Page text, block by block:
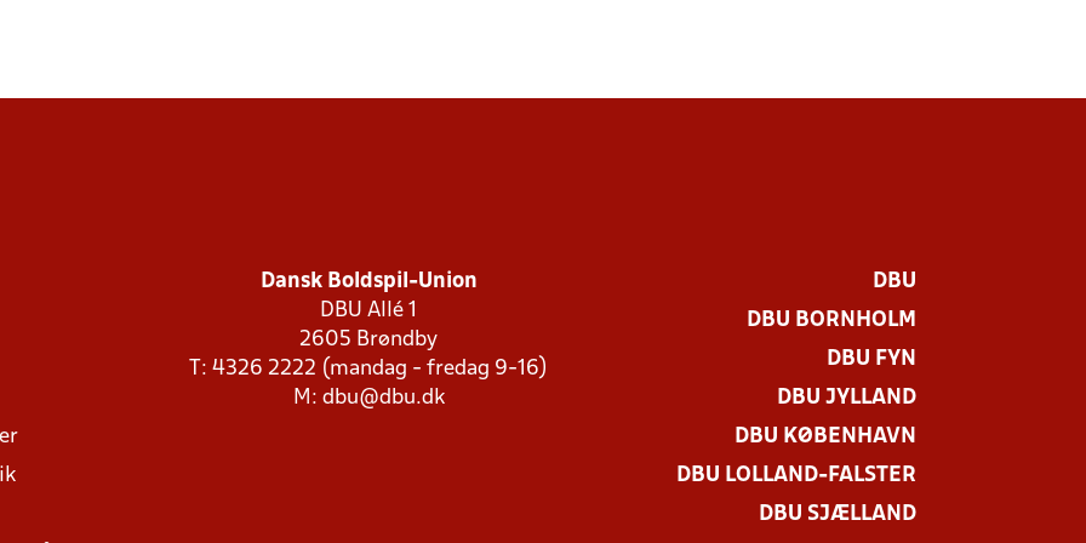
Dansk Boldspil-Union
DBU Allé 1
2605 Brøndby
T: 4326 2222 (mandag - fredag 9-16)
M: dbu@dbu.dk
DBU
DBU BORNHOLM
DBU FYN
DBU JYLLAND
DBU KØBENHAVN
DBU LOLLAND-FALSTER
DBU SJÆLLAND